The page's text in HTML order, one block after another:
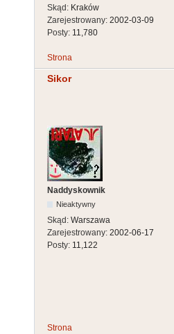
Skąd: Kraków
Zarejestrowany: 2002-03-09
Posty: 11,780
Strona
Sikor
Naddyskownik
Nieaktywny
Skąd: Warszawa
Zarejestrowany: 2002-06-17
Posty: 11,122
Strona